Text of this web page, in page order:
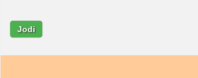
Jodi